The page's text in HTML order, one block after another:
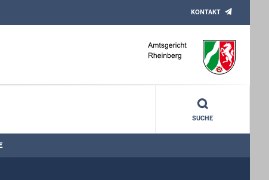
KONTAKT
SUCHE